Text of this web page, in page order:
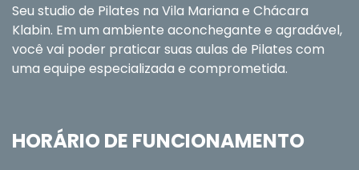
Seu studio de Pilates na Vila Mariana e Chácara
Klabin. Em um ambiente aconchegante e agradável,
você vai poder praticar suas aulas de Pilates com
uma equipe especializada e comprometida.
HORÁRIO DE FUNCIONAMENTO